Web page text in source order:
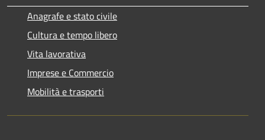
Anagrafe e stato civile
Cultura e tempo libero
Vita lavorativa
Imprese e Commercio
Mobilità e trasporti